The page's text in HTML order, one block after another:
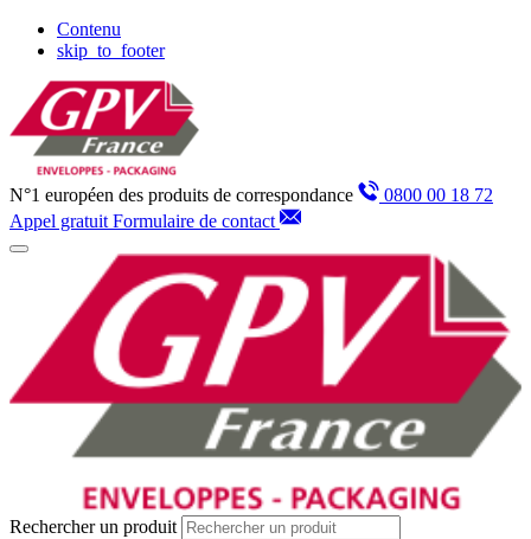
Contenu
skip_to_footer
N°1 européen des produits de correspondance
0800 00 18 72
Appel gratuit Formulaire de contact
Rechercher un produit